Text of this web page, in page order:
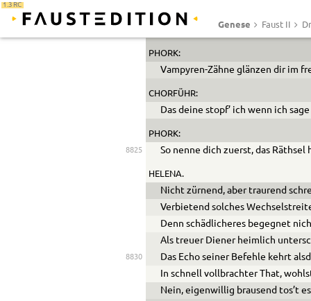
1.3 RC
Genese Faust II
CHORETIDE 6.
Begierig du auf Leichen, ekle
PHORK:
Vampyren-Zähne glänzen dir im
CHORFÜHR:
Das deine stopf’ ich wenn ich
PHORK:
8825 So nenne dich zuerst, das Räthsel
HELENA.
Nicht zürnend, aber traurend
Verbietend solches
Denn schädlicheres begegnet
Als treuer Diener heimlich
8830
Das Echo seiner Befehle kehrt
In schnell vollbrachter That,
Nein, eigenwillig brausend tos’t